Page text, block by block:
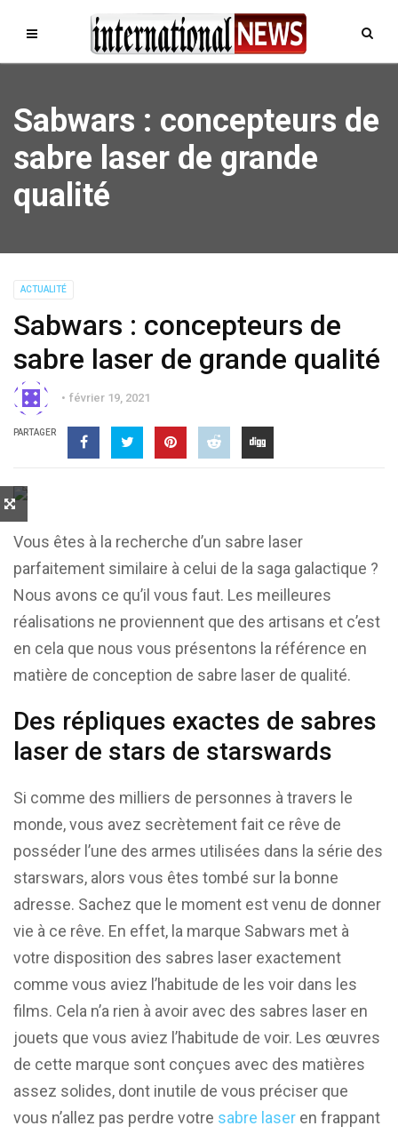
Sabwars : concepteurs de
sabre laser de grande
qualité
ACTUALITÉ
Sabwars : concepteurs de
sabre laser de grande qualité
février 19, 2021
PARTAGER
Vous êtes à la recherche d’un sabre laser
parfaitement similaire à celui de la saga galactique ?
Nous avons ce qu’il vous faut. Les meilleures
réalisations ne proviennent que des artisans et c’est
en cela que nous vous présentons la référence en
matière de conception de sabre laser de qualité.
Des répliques exactes de sabres
laser de stars de starswards
Si comme des milliers de personnes à travers le
monde, vous avez secrètement fait ce rêve de
posséder l’une des armes utilisées dans la série des
starswars, alors vous êtes tombé sur la bonne
adresse. Sachez que le moment est venu de donner
vie à ce rêve. En effet, la marque Sabwars met à
votre disposition des sabres laser exactement
comme vous aviez l’habitude de les voir dans les
films. Cela n’a rien à avoir avec des sabres laser en
jouets que vous aviez l’habitude de voir. Les œuvres
de cette marque sont conçues avec des matières
assez solides, dont inutile de vous préciser que
vous n’allez pas perdre votre sabre laser en frappant